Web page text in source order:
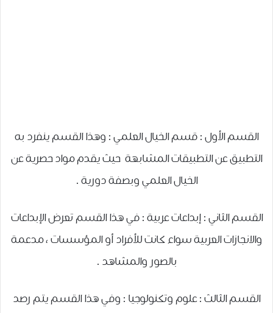
القسم الأول : قسم الخيال العلمي : وهذا القسم ينفرد به
التطبيق عن التطبيقات المشابهة حيث يقدم مواد حصرية عن
الخيال العلمي وبصفة دورية .
القسم الثاني : إبداعات عربية : في هذا القسم تعرض الإبداعات
والانجازات العربية سواء كانت للأفراد أو المؤسسات ، مدعمة
بالصور والمشاهد .
القسم الثالث : علوم وتكنولوجيا : وفي هذا القسم يتم رصد